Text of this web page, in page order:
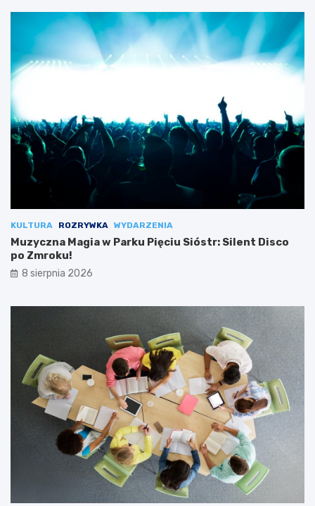
KULTURA ROZRYWKA WYDARZENIA
Muzyczna Magia w Parku Pięciu Sióstr: Silent Disco
po Zmroku!
8 sierpnia 2026